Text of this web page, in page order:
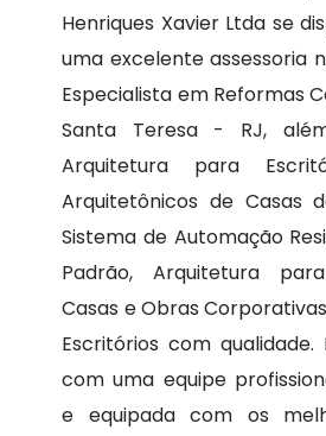
Henriques Xavier Ltda se
uma excelente assessoria
Especialista em Reformas
Santa Teresa - RJ,
Arquitetura para
Arquitetônicos de Casas
Sistema de Automação
Padrão, Arquitetura
Casas e Obras
Escritórios com
com uma equipe
e equipada com os